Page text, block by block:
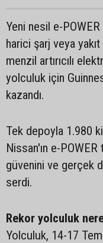
Yeni nesil e-
harici şarj veya
menzil artırıcılı
yolculuk için
kazandı.
Tek depoyla 1.980
Nissan'ın e-
güvenini ve gerçek
serdi.
Rekor yolculuk
Yolculuk, 14-17